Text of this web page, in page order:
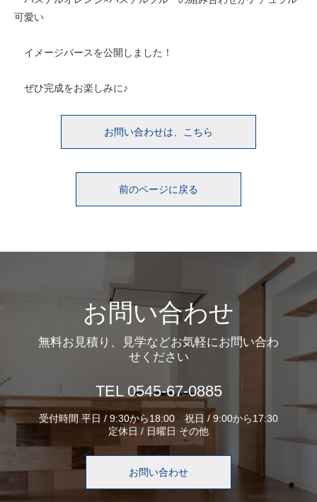
可愛い
イメージパースを公開しました！
ぜひ完成をお楽しみに♪
お問い合わせは、こちら
前のページに戻る
お問い合わせ
無料お見積り、見学などお気軽にお問い合わ
せください
TEL 0545-67-0885
受付時間 平日 / 9:30から18:00 祝日 / 9:00から17:30
定休日 / 日曜日 その他
お問い合わせ